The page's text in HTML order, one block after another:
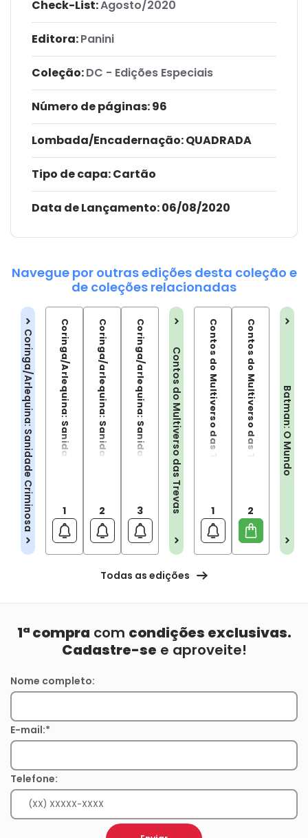
Check-List:Agosto/2020
Editora:Panini
Coleção:DC - Edições Especiais
Número de páginas: 96
Lombada/Encadernação: QUADRADA
Tipo de capa:Cartão
Data de Lançamento:06/08/2020
Navegue por outras edições desta coleção e
de coleções relacionadas
Coringa/Arlequina: Sanidade CriminosaCoringa/Arlequina: Sanidade Criminosa - 01
1 Coringa/arlequina: Sanidade Criminosa Vol. 02
2 Coringa/arlequina: Sanidade Criminosa Vol. 03
3 Contos do Multiverso das TrevasContos do Multiverso das Trevas
1 Contos do Multiverso das Trevas vol.02
2
Batman: O Mundo
Todas as edições